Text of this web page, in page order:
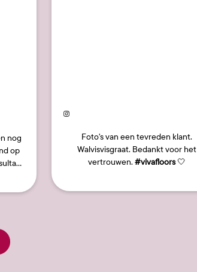
nog
op
Foto's van een tevreden klant.
Walvisvisgraat. Bedankt voor het
vertrouwen. #vivafloors🤍